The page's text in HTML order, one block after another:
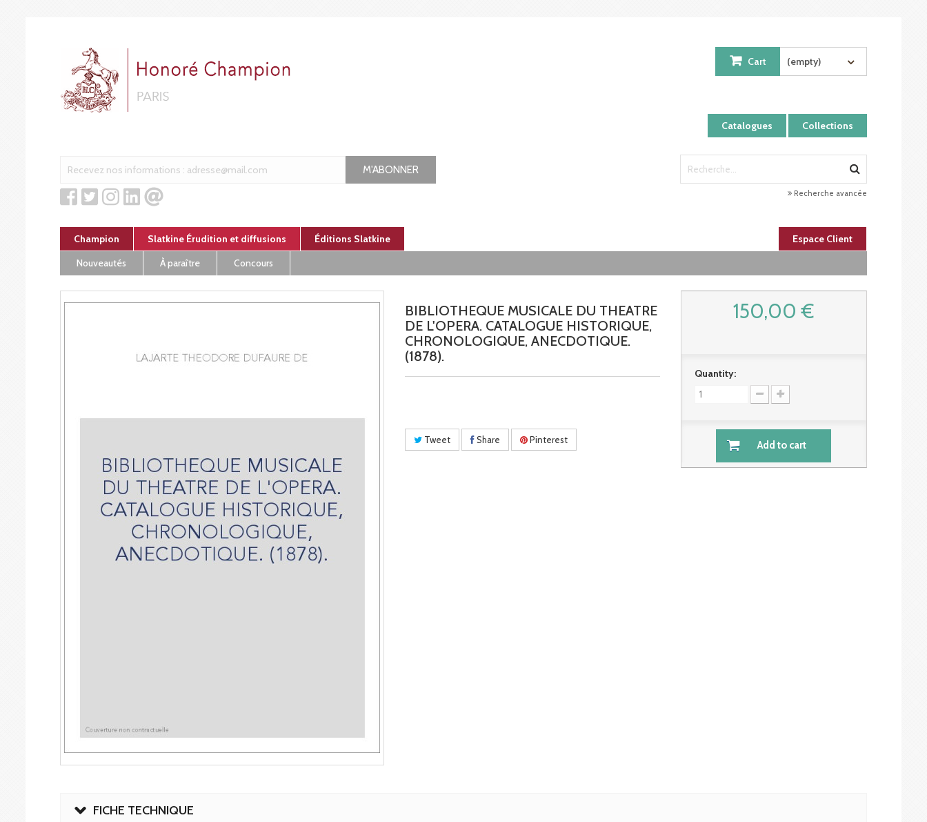
Catalogues Collections
Cart (empty)
M'ABONNER
Recherche avancée
Champion Slatkine Érudition et diffusions Éditions Slatkine
Espace Client
Nouveautés
À paraître Concours
BIBLIOTHEQUE MUSICALE DU THEATRE
DE L'OPERA. CATALOGUE HISTORIQUE,
CHRONOLOGIQUE, ANECDOTIQUE.
(1878).
Tweet Share Pinterest
150,00 €
Quantity:
Add to cart
FICHE TECHNIQUE